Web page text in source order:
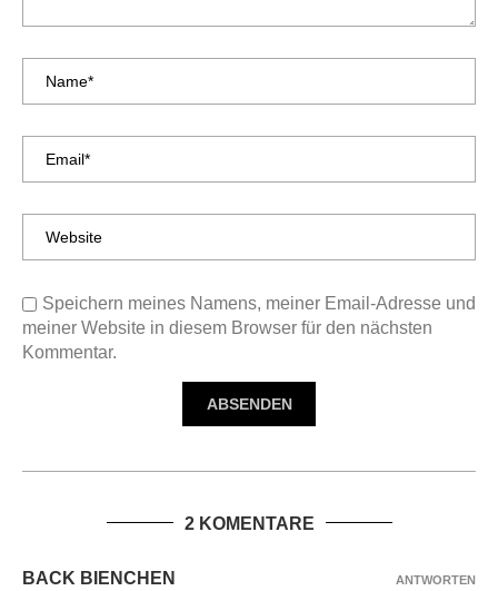
Speichern meines Namens, meiner Email-Adresse und
meiner Website in diesem Browser für den nächsten
Kommentar.
2 KOMENTARE
BACK BIENCHEN ANTWORTEN